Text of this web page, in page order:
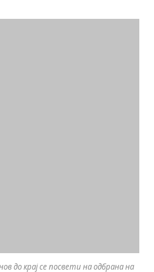
до крај се посвети на одбрана на